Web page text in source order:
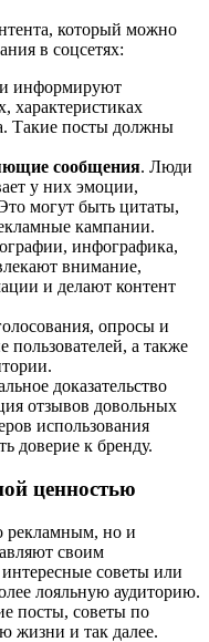
который можно
в соцсетях:
информируют
характеристиках
Такие посты должны
сообщения. Люди
у них эмоции,
могут быть цитаты,
кампании.
инфографика,
внимание,
и делают контент
опросы и
пользователей, а также
доказательство
отзывов довольных
использования
доверие к бренду.
ценностью
рекламным, но и
своим
советы или
лояльную аудиторию.
посты, советы по
жизни и так далее.